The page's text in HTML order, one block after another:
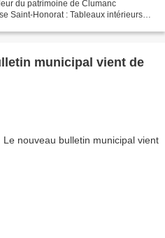
du patrimoine de Clumanc
Saint-Honorat : Tableaux intérieurs